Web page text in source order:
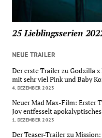
25 Lieblingsserien
NEUE TRAILER
Der erste Trailer zu Godzilla
mit sehr viel Pink und Baby
4. DEZEMBER 2023
Neuer Mad Max-Film: Erster
Joy entfesselt
1. DEZEMBER 2023
Der Teaser-Trailer zu